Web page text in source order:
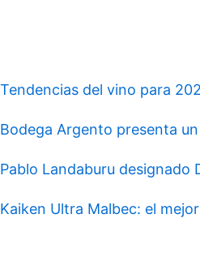
Tendencias del vino para
Bodega Argento presenta
Pablo Landaburu designado
Kaiken Ultra Malbec: el